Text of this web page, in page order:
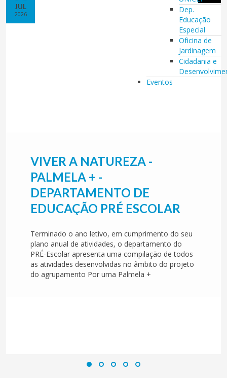
Dep.
Educação
Especial
Oficina de
Jardinagem
Cidadania e
Eventos
JUL
2026
VIVER A NATUREZA -
PALMELA + -
DEPARTAMENTO DE
EDUCAÇÃO PRÉ ESCOLAR
Terminado o ano letivo, em cumprimento do seu
plano anual de atividades, o departamento do
PRÉ-Escolar apresenta uma compilação de todos
as atividades desenvolvidas no âmbito do projeto
do agrupamento Por uma Palmela +